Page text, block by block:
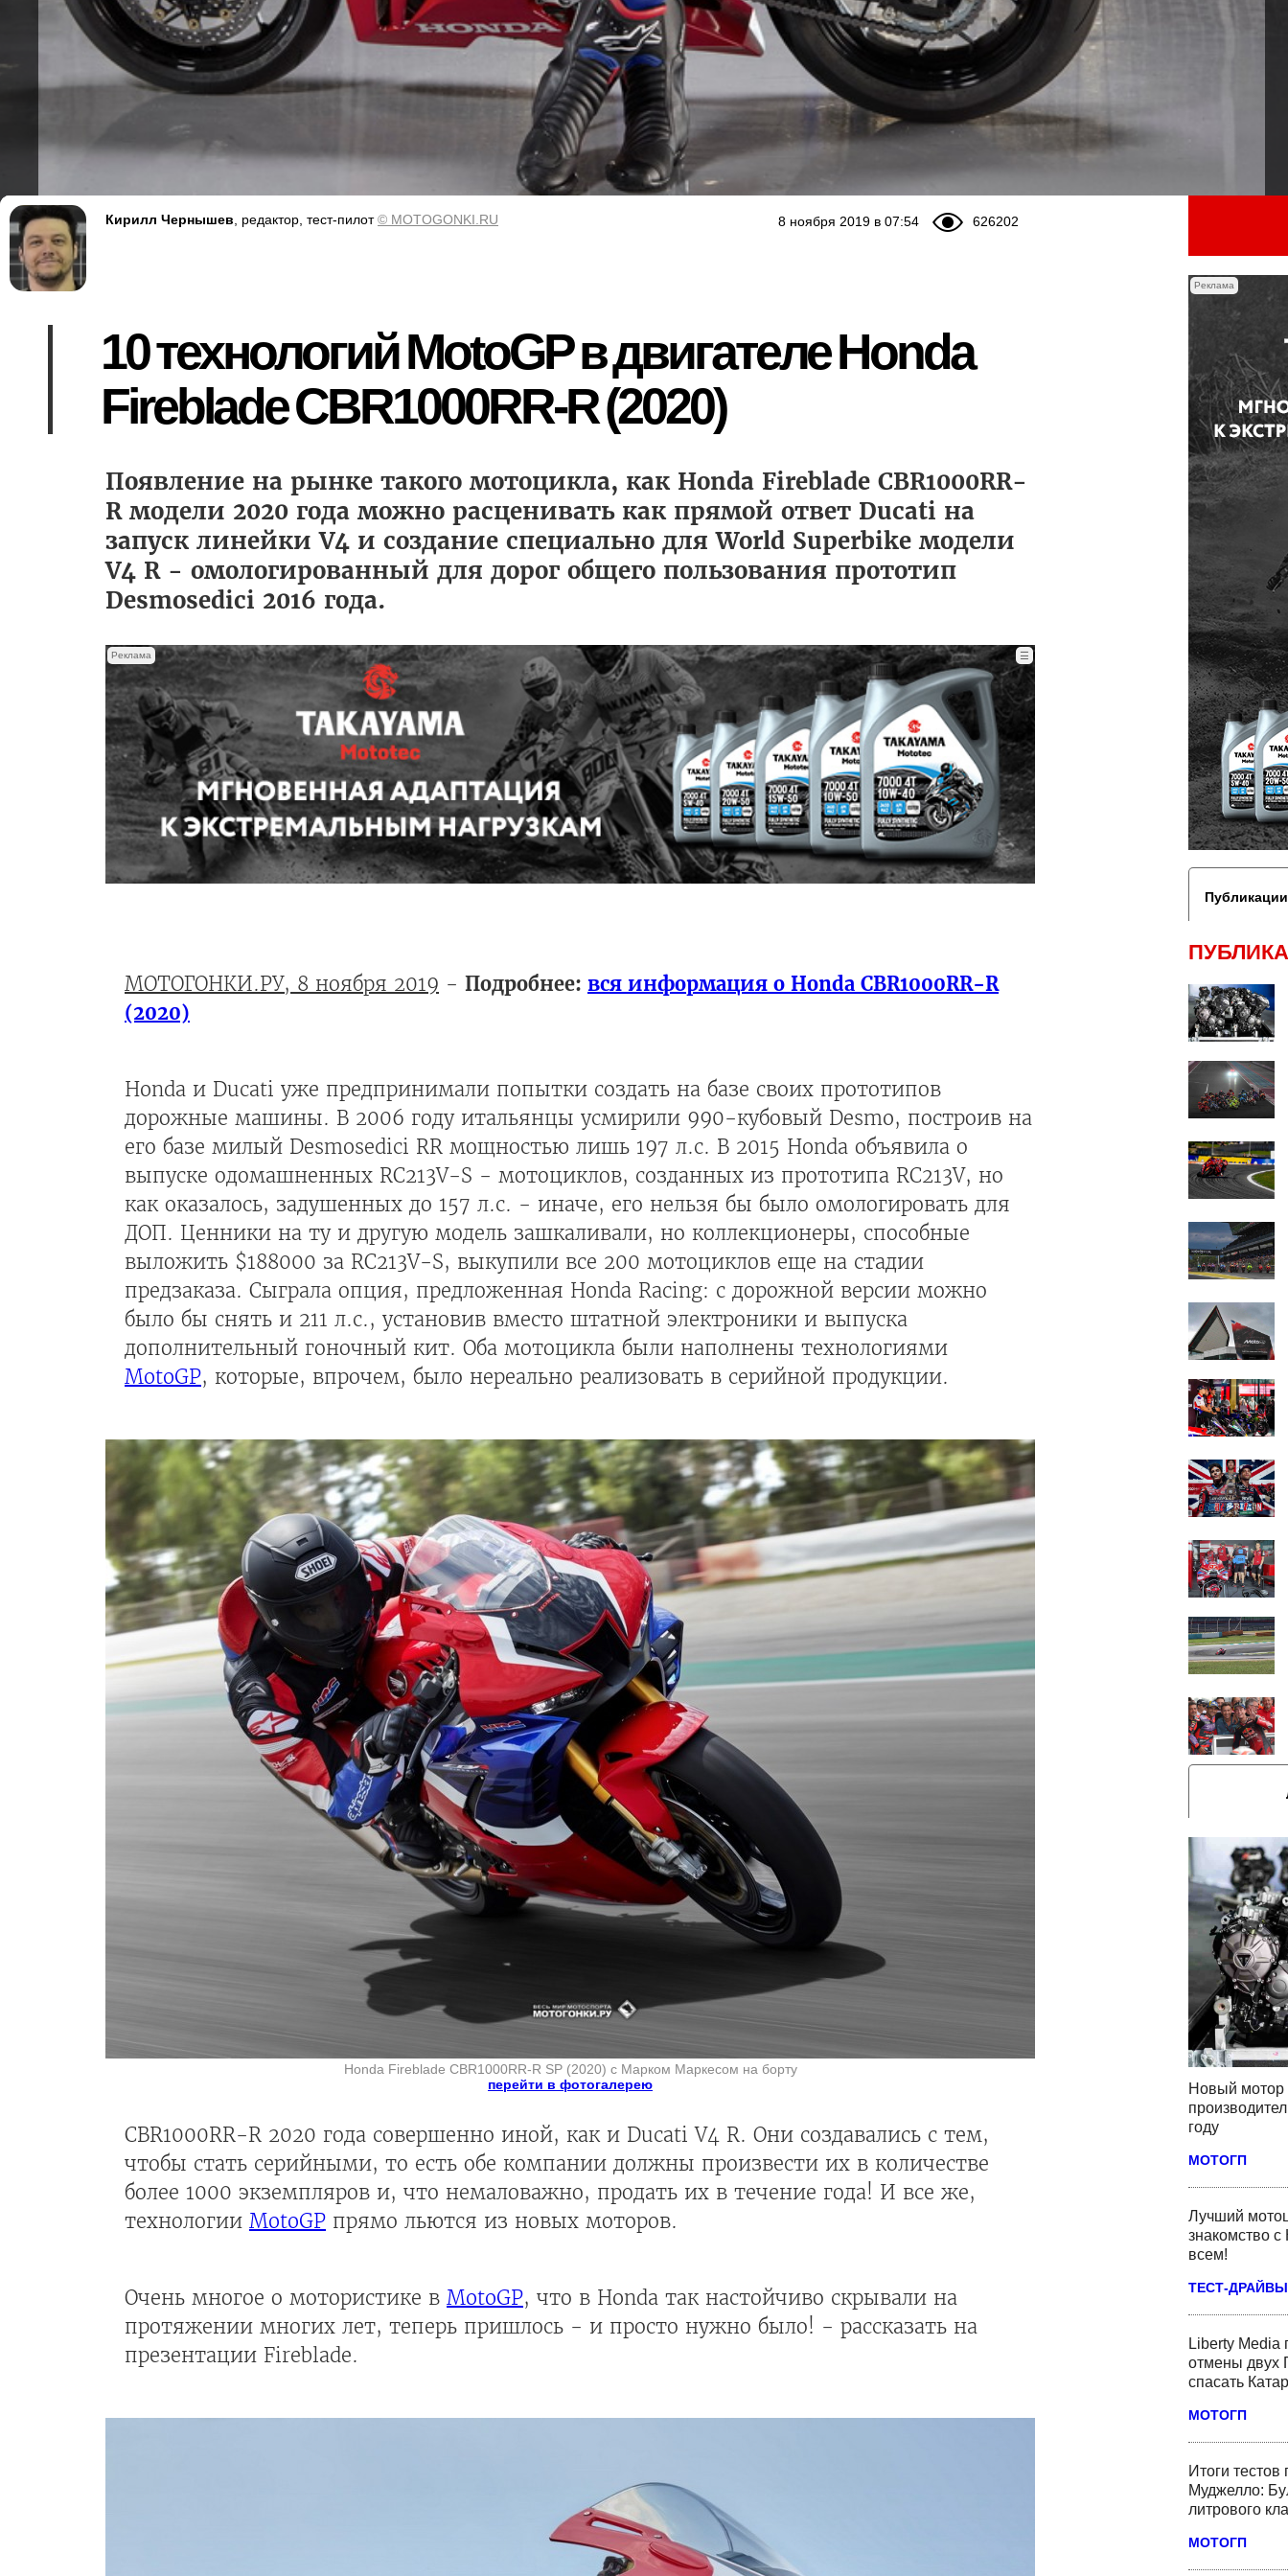
Реклама
Новый мотор
году
МОТОГП
Лучший
знакомство
всем!
ТЕСТ-ДРАЙВЫ
Liberty Media
отмены двух
спасать Катар
МОТОГП
Итоги
Муджелло:
литрового
МОТОГП
626202
8 ноября 2019 в 07:54
Кирилл Чернышев , редактор, тест-пилот© MOTOGONKI.RU
10 технологий MotoGP в двигателе Honda
Fireblade CBR1000RR-R (2020)
Появление на рынке такого мотоцикла, как Honda Fireblade CBR1000RR-
R модели 2020 года можно расценивать как прямой ответ Ducati на
запуск линейки V4 и создание специально для World Superbike модели
V4 R - омологированный для дорог общего пользования прототип
Desmosedici 2016 года.
Реклама ☰
МОТОГОНКИ.РУ, 8 ноября 2019 - Подробнее: вся информация о Honda CBR1000RR-R
(2020)
Honda и Ducati уже предпринимали попытки создать на базе своих прототипов
дорожные машины. В 2006 году итальянцы усмирили 990-кубовый Desmo, построив на
его базе милый Desmosedici RR мощностью лишь 197 л.с. В 2015 Honda объявила о
выпуске одомашненных RC213V-S - мотоциклов, созданных из прототипа RC213V, но
как оказалось, задушенных до 157 л.с. - иначе, его нельзя бы было омологировать для
ДОП. Ценники на ту и другую модель зашкаливали, но коллекционеры, способные
выложить $188000 за RC213V-S, выкупили все 200 мотоциклов еще на стадии
предзаказа. Сыграла опция, предложенная Honda Racing: с дорожной версии можно
было бы снять и 211 л.с., установив вместо штатной электроники и выпуска
дополнительный гоночный кит. Оба мотоцикла были наполнены технологиями
MotoGP, которые, впрочем, было нереально реализовать в серийной продукции.
Honda Fireblade CBR1000RR-R SP (2020) с Марком Маркесом на борту
перейти в фотогалерею
CBR1000RR-R 2020 года совершенно иной, как и Ducati V4 R. Они создавались с тем,
чтобы стать серийными, то есть обе компании должны произвести их в количестве
более 1000 экземпляров и, что немаловажно, продать их в течение года! И все же,
технологии MotoGP прямо льются из новых моторов.
Очень многое о мотористике в MotoGP, что в Honda так настойчиво скрывали на
протяжении многих лет, теперь пришлось - и просто нужно было! - рассказать на
презентации Fireblade.